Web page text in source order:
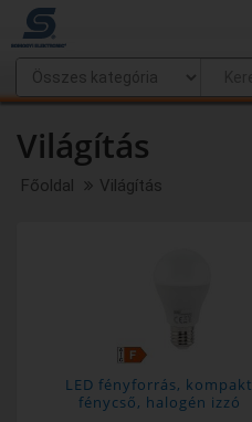
Világítás
Főoldal Világítás
LED fényforrás, kompakt
fénycső, halogén izzó